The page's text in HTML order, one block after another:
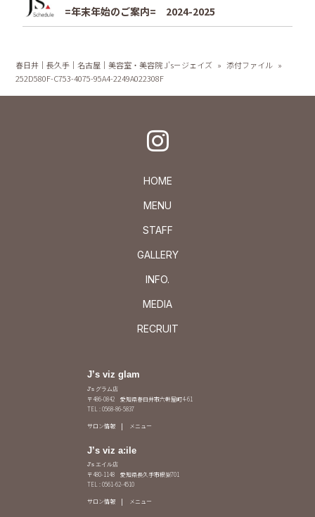
=年末年始のご案内= 2024-2025
春日井｜長久手｜名古屋｜美容室・美容院 J's－ジェイズ » 添付ファイル »
252D580F-C753-4075-95A4-2249A022308F
HOME
MENU
STAFF
GALLERY
INFO.
MEDIA
RECRUIT
J’s viz glam
J's グラム店
〒486-0842 愛知県春日井市六軒屋町4-61
TEL : 0568-86-5837
サロン情報 メニュー
J’s viz a:ile
J's エイル店
〒480-1148 愛知県長久手市根嶽701
TEL : 0561-62-4510
サロン情報 メニュー